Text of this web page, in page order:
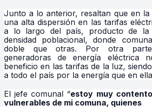
Junto a lo anterior, resaltan que en la
una alta dispersión en las tarifas
a lo largo del país, producto de la
densidad poblacional, donde
doble que otras. Por otra
generadoras de energía eléctrica
beneficio en las tarifas de la luz,
a todo el país por la energía que en
El jefe comunal “estoy muy
vulnerables de mi comuna, quienes